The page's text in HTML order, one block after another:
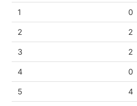
1 0
2 2
3 2
4 0
5 4